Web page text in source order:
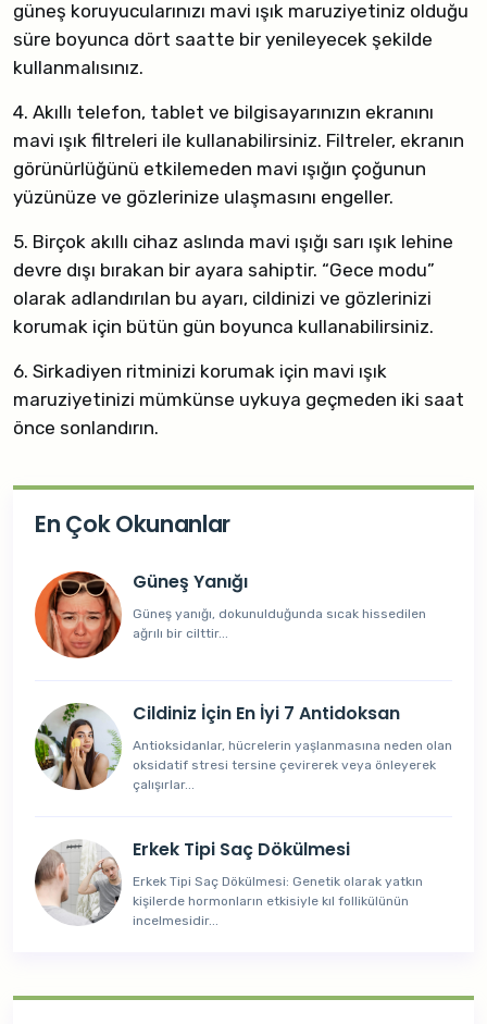
güneş koruyucularınızı mavi ışık maruziyetiniz olduğu
süre boyunca dört saatte bir yenileyecek şekilde
kullanmalısınız.
4. Akıllı telefon, tablet ve bilgisayarınızın ekranını
mavi ışık filtreleri ile kullanabilirsiniz. Filtreler, ekranın
görünürlüğünü etkilemeden mavi ışığın çoğunun
yüzünüze ve gözlerinize ulaşmasını engeller.
5. Birçok akıllı cihaz aslında mavi ışığı sarı ışık lehine
devre dışı bırakan bir ayara sahiptir. “Gece modu”
olarak adlandırılan bu ayarı, cildinizi ve gözlerinizi
korumak için bütün gün boyunca kullanabilirsiniz.
6. Sirkadiyen ritminizi korumak için mavi ışık
maruziyetinizi mümkünse uykuya geçmeden iki saat
önce sonlandırın.
En Çok Okunanlar
Güneş Yanığı
Güneş yanığı, dokunulduğunda sıcak hissedilen
ağrılı bir cilttir...
Cildiniz İçin En İyi 7 Antidoksan
Antioksidanlar, hücrelerin yaşlanmasına neden olan
oksidatif stresi tersine çevirerek veya önleyerek
çalışırlar...
Erkek Tipi Saç Dökülmesi
Erkek Tipi Saç Dökülmesi: Genetik olarak yatkın
kişilerde hormonların etkisiyle kıl follikülünün
incelmesidir...